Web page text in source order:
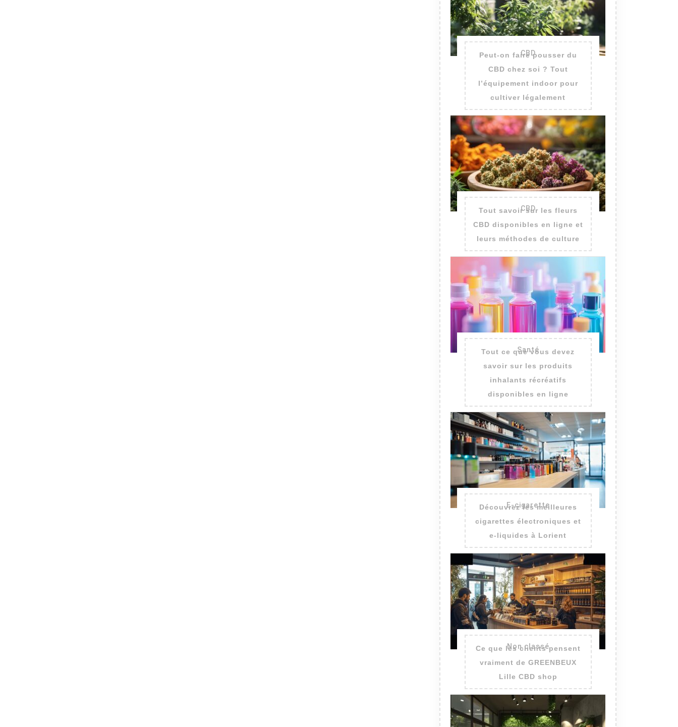
CBD
Peut-on faire pousser du
CBD chez soi ? Tout
l’équipement indoor pour
cultiver légalement
CBD
Tout savoir sur les fleurs
CBD disponibles en ligne et
leurs méthodes de culture
Santé
Tout ce que vous devez
savoir sur les produits
inhalants récréatifs
disponibles en ligne
E-cigarette
Découvrez les meilleures
cigarettes électroniques et
e-liquides à Lorient
Non classé
Ce que les clients pensent
vraiment de GREENBEUX
Lille CBD shop